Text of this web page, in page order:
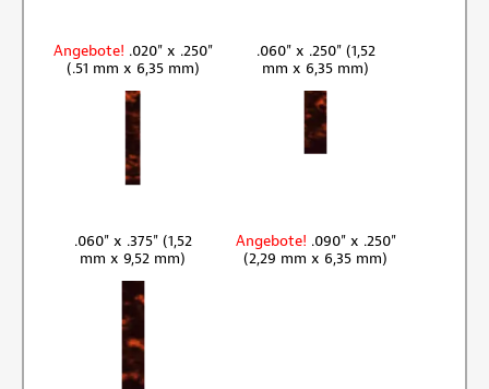
Angebote! .020" x .250"
(.51 mm x 6,35 mm)
.060" x .250" (1,52
mm x 6,35 mm)
.060" x .375" (1,52
mm x 9,52 mm)
Angebote! .090" x .250"
(2,29 mm x 6,35 mm)